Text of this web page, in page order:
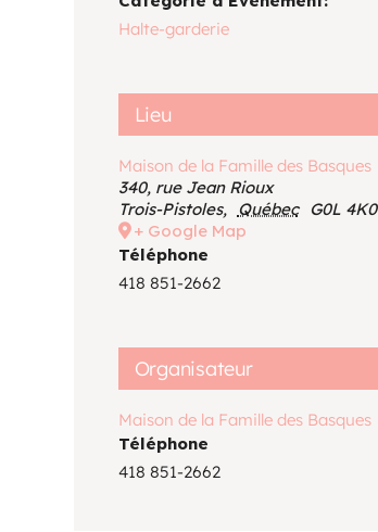
Halte-garderie
Lieu
Maison de la Famille des Basques
340, rue Jean Rioux
Trois-Pistoles, Québec G0L 4K0
+ Google Map
Téléphone
418 851-2662
Organisateur
Maison de la Famille des Basques
Téléphone
418 851-2662